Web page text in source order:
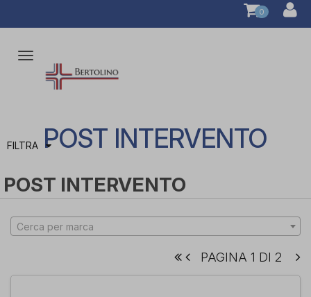
0
Attiva/disattiva
navigazione
FILTRA POST INTERVENTO
POST INTERVENTO
Cerca per marca
PAGINA 1 DI 2